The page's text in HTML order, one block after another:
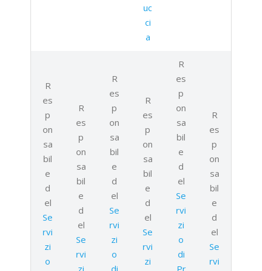
uc
ci
a
R
es
p
on
sa
bil
e
d
el
Se
rvi
zi
o
R
es
p
on
sa
bil
e
d
el
Se
rvi
R
es
p
on
sa
bil
e
d
el
Se
rvi
zi
o
R
es
p
on
sa
bil
e
d
el
Se
rvi
zi
R
es
p
on
sa
bil
e
d
el
Se
rvi
zi
o
di
R
es
p
on
sa
bil
e
d
el
Se
rvi